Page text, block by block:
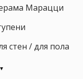
Марацци
стен / для пола